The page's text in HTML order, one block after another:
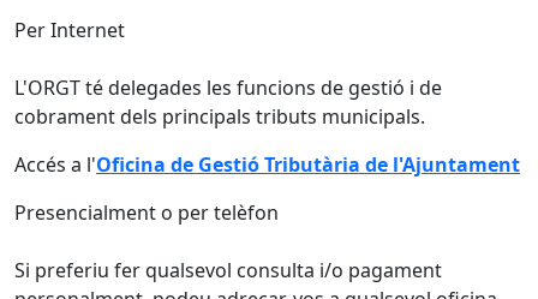
Per Internet
L'ORGT té delegades les funcions de gestió i de
cobrament dels principals tributs municipals.
Accés a l'Oficina de Gestió Tributària de l'Ajuntament
Presencialment o per telèfon
Si preferiu fer qualsevol consulta i/o pagament